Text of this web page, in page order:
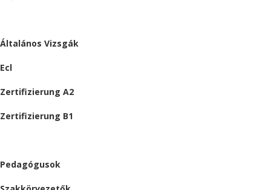
Általános Vizsgák
Ecl
Zertifizierung A2
Zertifizierung B1
Pedagógusok